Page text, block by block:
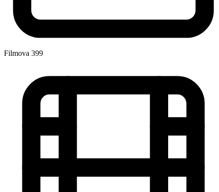
Filmova 399